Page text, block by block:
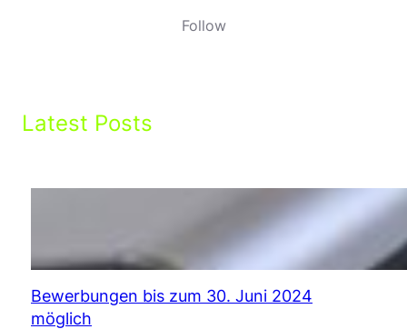
Follow
Latest Posts
Bewerbungen bis zum 30. Juni 2024
möglich